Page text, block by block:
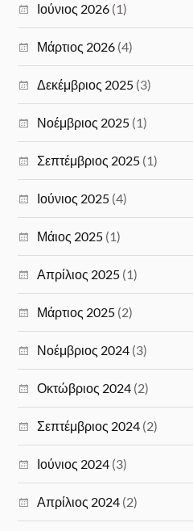
Ιούνιος 2026 (1)
Μάρτιος 2026 (4)
Δεκέμβριος 2025 (3)
Νοέμβριος 2025 (1)
Σεπτέμβριος 2025 (1)
Ιούνιος 2025 (4)
Μάιος 2025 (1)
Απρίλιος 2025 (1)
Μάρτιος 2025 (2)
Νοέμβριος 2024 (3)
Οκτώβριος 2024 (2)
Σεπτέμβριος 2024 (2)
Ιούνιος 2024 (3)
Απρίλιος 2024 (2)